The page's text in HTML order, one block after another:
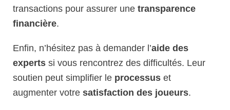
transactions pour assurer une transparence
financière.
Enfin, n’hésitez pas à demander l’aide des
experts si vous rencontrez des difficultés. Leur
soutien peut simplifier le processus et
augmenter votre satisfaction des joueurs.